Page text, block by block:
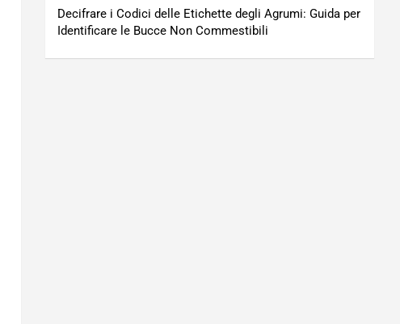
Decifrare i Codici delle Etichette degli Agrumi: Guida per
Identificare le Bucce Non Commestibili